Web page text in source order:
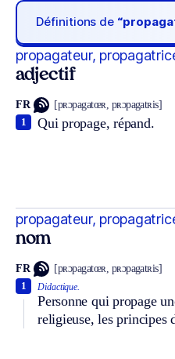
Définitions de
propagateur,
adjectif
FR [pʀɔpagatœʀ, pʀɔpagatʀis]
Qui propage, répand.
1
propagateur,
nom
FR [pʀɔpagatœʀ, pʀɔpagatʀis]
Didactique.
Personne qui propage
religieuse, les principes
1